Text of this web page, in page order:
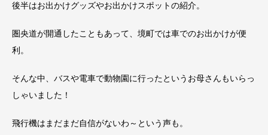
後半はお出かけグッズやお出かけスポットの紹介。
圏央道が開通したこともあって、境町では車でのお出かけが便
利。
そんな中、バスや電車で動物園に行ったというお母さんもいらっ
しゃいました！
飛行機はまだまだ自信がないわ～という声も。